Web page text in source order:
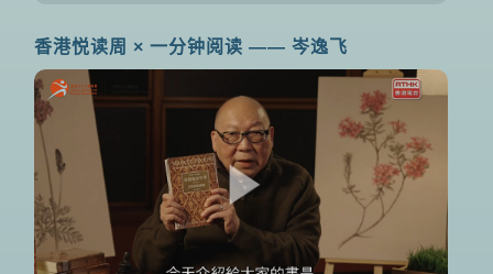
香港悦读周 × 一分钟阅读 —— 岑逸飞